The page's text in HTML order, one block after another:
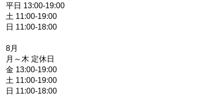
平日 13:00-19:00
土 11:00-19:00
日 11:00-18:00
8月
月～木 定休日
金 13:00-19:00
土 11:00-19:00
日 11:00-18:00